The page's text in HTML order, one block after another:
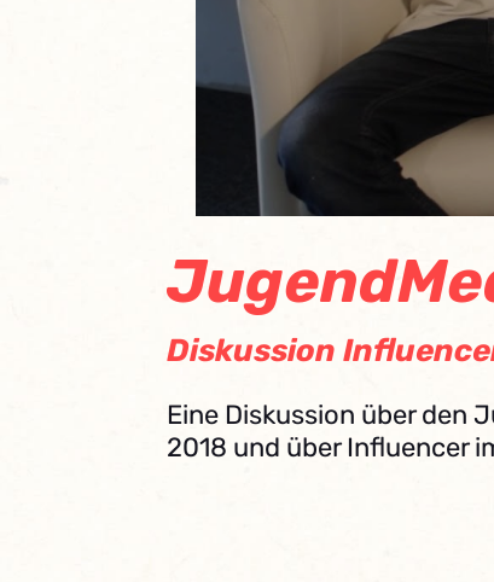
Diskussion
Eine Diskussion über den
2018 und über Influencer